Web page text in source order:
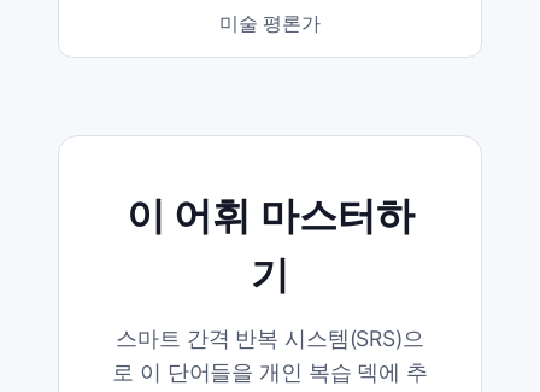
미술 평론가
이 어휘 마스터하
기
스마트 간격 반복 시스템(SRS)으
로 이 단어들을 개인 복습 덱에 추